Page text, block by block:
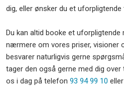
dig, eller ønsker du et
Du kan altid booke et uforpligtende
nærmere om vores priser, visioner
besvarer naturligvis gerne
tager den også gerne med dig
os i dag på telefon 93 94 99 10